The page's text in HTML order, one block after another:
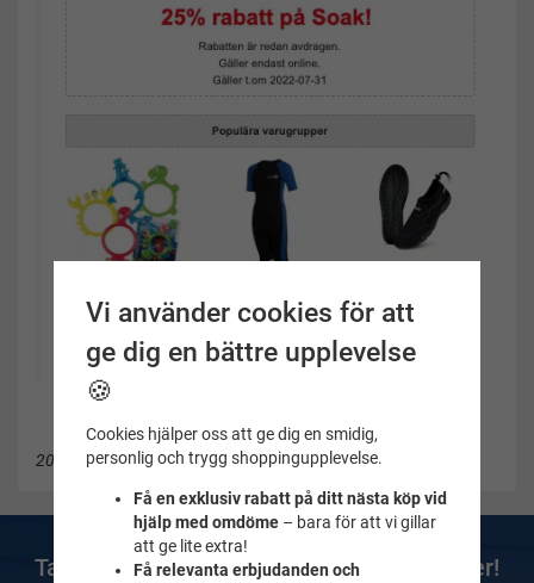
2022-07-09
Ta del av våra bästa erbjudanden & nyheter!
Vi använder cookies för att
ge dig en bättre upplevelse
🍪
Cookies hjälper oss att ge dig en smidig,
personlig och trygg shoppingupplevelse.
Få en exklusiv rabatt på ditt nästa köp vid
hjälp med omdöme– bara för att vi gillar
att ge lite extra!
Få relevanta erbjudanden och